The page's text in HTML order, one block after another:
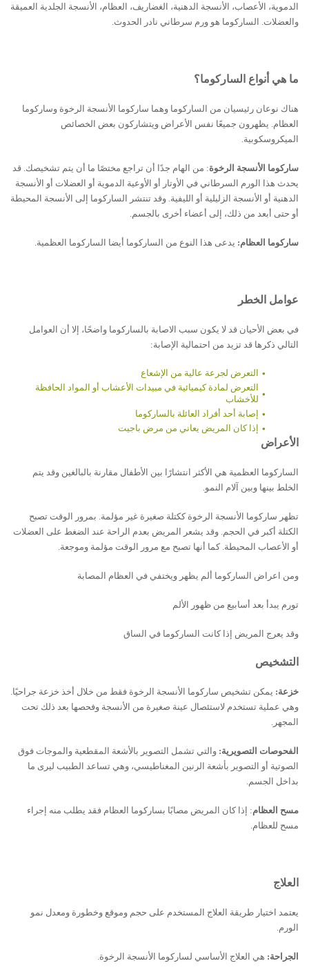
الدموية، الأعصاب، الأنسجة الدهنية، الغضاريف، العظام، الأنسجة الجلدية العميقة
والعضلات. الساركوما هو ورم سرطاني نادر الحدوث.
ما هي أنواع الساركوما؟
هناك نوعان رئيسيان من الساركوما وهما ساركوما الأنسجة الرخوة وساركوما
العظام. يظهرون جميعًا نفس الأعراض ويتشاركون بعض الخصائص
الميكروسكوبية.
ساركوما الأنسجة الرخوة: من الهام جدًا أن تراجع مختصًا ما أن يتم تشخيصك. قد
يحدث هذا الورم السرطاني في الأوتار أو الأوعية الدموية أو العضلات أو الأنسجة
الدهنية أو الأنسجة الزليلية أو الليفية. وقد تنتشر الساركوما إلى الأنسجة المحيطة
أو حتى أبعد من ذلك، إلى أعضاء أخرى بالجسم.
ساركوما العظام: يدعى هذا النوع من الساركوما أيضا الساركوما العظمية.
عوامل الخطر
في بعض الأحيان قد لا يكون سبب الاصابة بالساركوما واضحًا، إلا أن العوامل
التالي ذكرها قد تزيد من احتمالية الإصابة:
التعرض لجرعة عالية من الإشعاع
التعرض لمادة كيميائية في مبيدات الأعشاب أو المواد الحافظة
للأخشاب
إصابة أحد أفراد العائلة بالساركوما
إذا كان المريض يعاني من مرض باجيت
الأعراض
الساركوما العظمية هي الأكثر انتشارًا بين الأطفال مقارنة بالبالغين وقد يتم
الخلط بينها وبين آلام النمو.
تظهر ساركوما الأنسجة الرخوة ككتلة صغيرة غير مؤلمة. بمرور الوقت تصبح
الكتلة أكبر في الحجم. وقد يشعر المريض بعدم الراحة عند الضغط على العضلات
أو الأعصاب المحيطة. كما أنها تصبح مع مرور الوقت مؤلمة وموجعة.
ومن اعراض الساركوما ألم يظهر ويختفي في العظام المصابة
تورم يبدأ بعد أسابيع من ظهور الألم
وقد يعرج المريض إذا كانت الساركوما في الساق
التشخيص
خزعة: يمكن تشخيص ساركوما الأنسجة الرخوة فقط من خلال أخذ خزعة جراحيًا.
وهي عملية تستخدم لاستئصال عينة صغيرة من الأنسجة وفحصها بعد ذلك تحت
المجهر.
الفحوصات التصويرية: والتي تشمل التصوير بالأشعة المقطعية والموجات فوق
الصوتية أو التصوير بأشعة الرنين المغناطيسي، وهي تساعد الطبيب ليرى ما
بداخل الجسم.
مسح العظام: إذا كان المريض مصابًا بساركوما العظام فقد يطلب منه إجراء
مسح للعظام.
العلاج
يعتمد اختيار طريقة العلاج المستخدم على حجم وموقع وخطورة ومعدل نمو
الورم.
الجراحة: هي العلاج الأساسي لساركوما الأنسجة الرخوة.